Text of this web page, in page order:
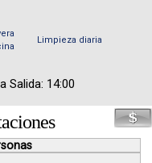
Limpieza diaria
Salida: 14:00